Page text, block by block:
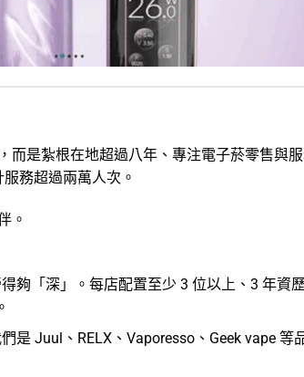
是紮根在地超過八年、專注電子菸零售與
務超過兩萬人次。
。
夠「深」。每店配置至少 3 位以上、3 年資
是 Juul、 RELX、Vaporesso、 Geek vape等